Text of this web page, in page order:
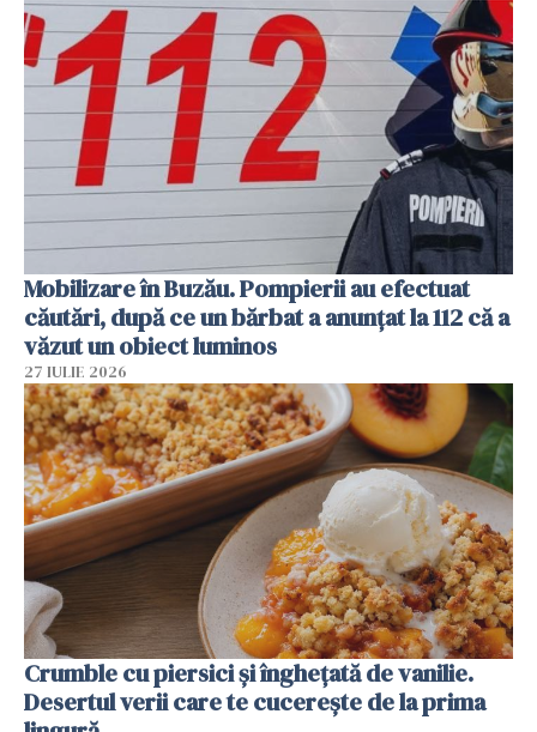
Mobilizare în Buzău. Pompierii au efectuat
căutări, după ce un bărbat a anunțat la 112 că a
văzut un obiect luminos
27 IULIE 2026
Crumble cu piersici și înghețată de vanilie.
Desertul verii care te cucerește de la prima